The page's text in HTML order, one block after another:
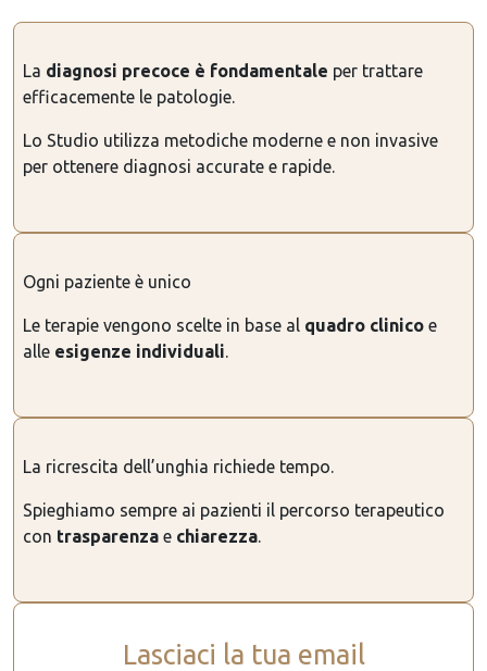
La diagnosi precoce è fondamentale per trattare
efficacemente le patologie.
Lo Studio utilizza metodiche moderne e non invasive
per ottenere diagnosi accurate e rapide.
Ogni paziente è unico
Le terapie vengono scelte in base al quadro clinico e
alle esigenze individuali.
La ricrescita dell’unghia richiede tempo.
Spieghiamo sempre ai pazienti il percorso terapeutico
con trasparenza e chiarezza.
Lasciaci la tua email